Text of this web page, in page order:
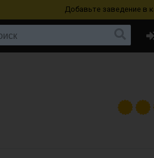
Добавьте заведение в